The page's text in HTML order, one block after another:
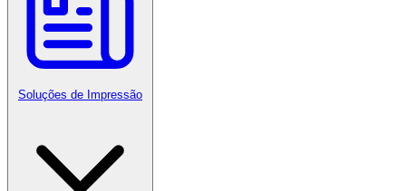
Soluções de Impressão